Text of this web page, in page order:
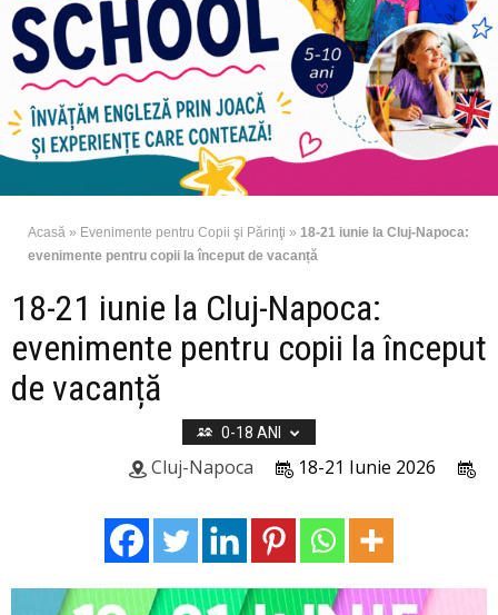
Acasă » Evenimente pentru Copii şi Părinţi » 18-21 iunie la Cluj-Napoca:
evenimente pentru copii la început de vacanță
18-21 iunie la Cluj-Napoca:
evenimente pentru copii la început
de vacanță
0-18 ANI
18-21 Iunie 2026
Cluj-Napoca